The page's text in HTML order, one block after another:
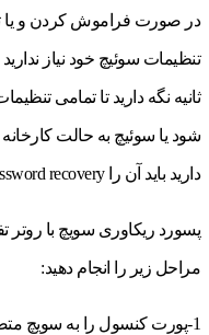
در صورت فراموش کردن و یا
شود یا سوئیچ به حالت
دارید باید آن را password recovery کنید که در ادامه توضیح می دهیم.
پسورد ریکاوری سویچ با روتر
مراحل زیر را انجام دهید:
1-پورت کنسول را به سویچ